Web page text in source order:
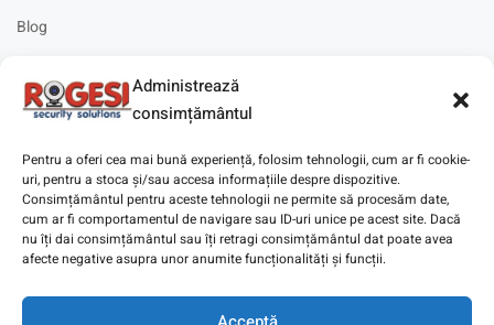
Administrează
consimțământul
Pentru a oferi cea mai bună experiență, folosim tehnologii, cum ar fi cookie-
uri, pentru a stoca și/sau accesa informațiile despre dispozitive.
Consimțământul pentru aceste tehnologii ne permite să procesăm date,
cum ar fi comportamentul de navigare sau ID-uri unice pe acest site. Dacă
nu îți dai consimțământul sau îți retragi consimțământul dat poate avea
afecte negative asupra unor anumite funcționalități și funcții.
Blog
Solicitare instalare
Copyright © 2025Digitaz.